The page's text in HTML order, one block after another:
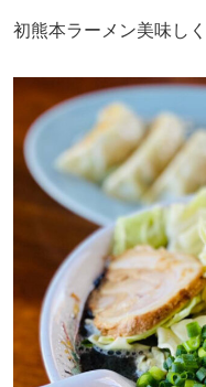
初熊本ラーメン美味し